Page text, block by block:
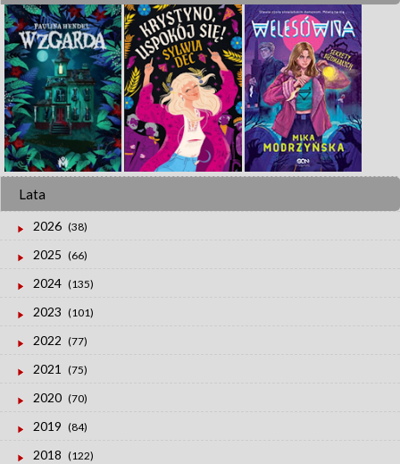
Lata
2026 (38)
2025 (66)
2024 (135)
2023 (101)
2022 (77)
2021 (75)
2020 (70)
2019 (84)
2018 (122)